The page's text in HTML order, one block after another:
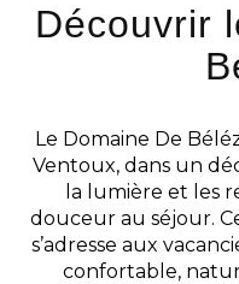
Découvrir
Le Domaine De
Ventoux, dans un
la lumière et les
douceur au séjour.
s’adresse aux
confortable,